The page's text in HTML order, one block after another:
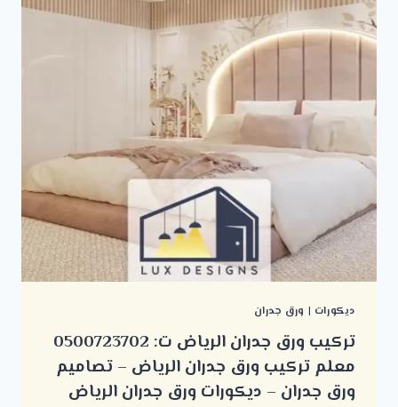
الرياض
–
تجديد
–
ترميم
–
اسعار
الفلل
الرياض
ديكورات | ورق جدران
تركيب ورق جدران الرياض ت: 0500723702
معلم تركيب ورق جدران الرياض – تصاميم
ورق جدران – ديكورات ورق جدران الرياض